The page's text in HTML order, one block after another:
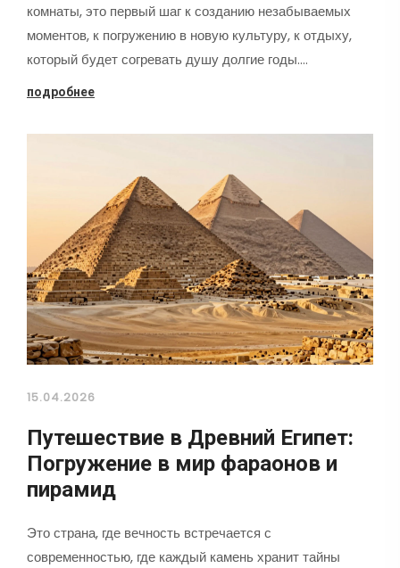
комнаты, это первый шаг к созданию незабываемых
моментов, к погружению в новую культуру, к отдыху,
который будет согревать душу долгие годы.…
подробнее
15.04.2026
Путешествие в Древний Египет:
Погружение в мир фараонов и
пирамид
Это страна, где вечность встречается с
современностью, где каждый камень хранит тайны